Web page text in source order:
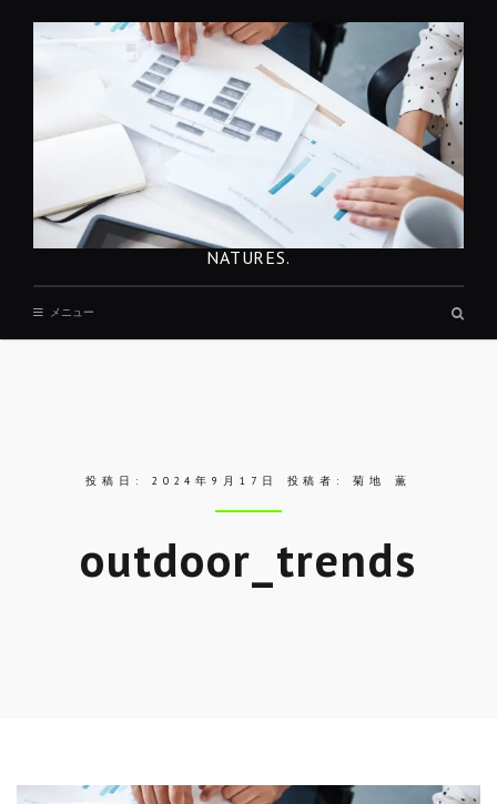
NATURES.
メニュー
投稿日: 2024年9月17日 投稿者:菊地 薫
outdoor_trends